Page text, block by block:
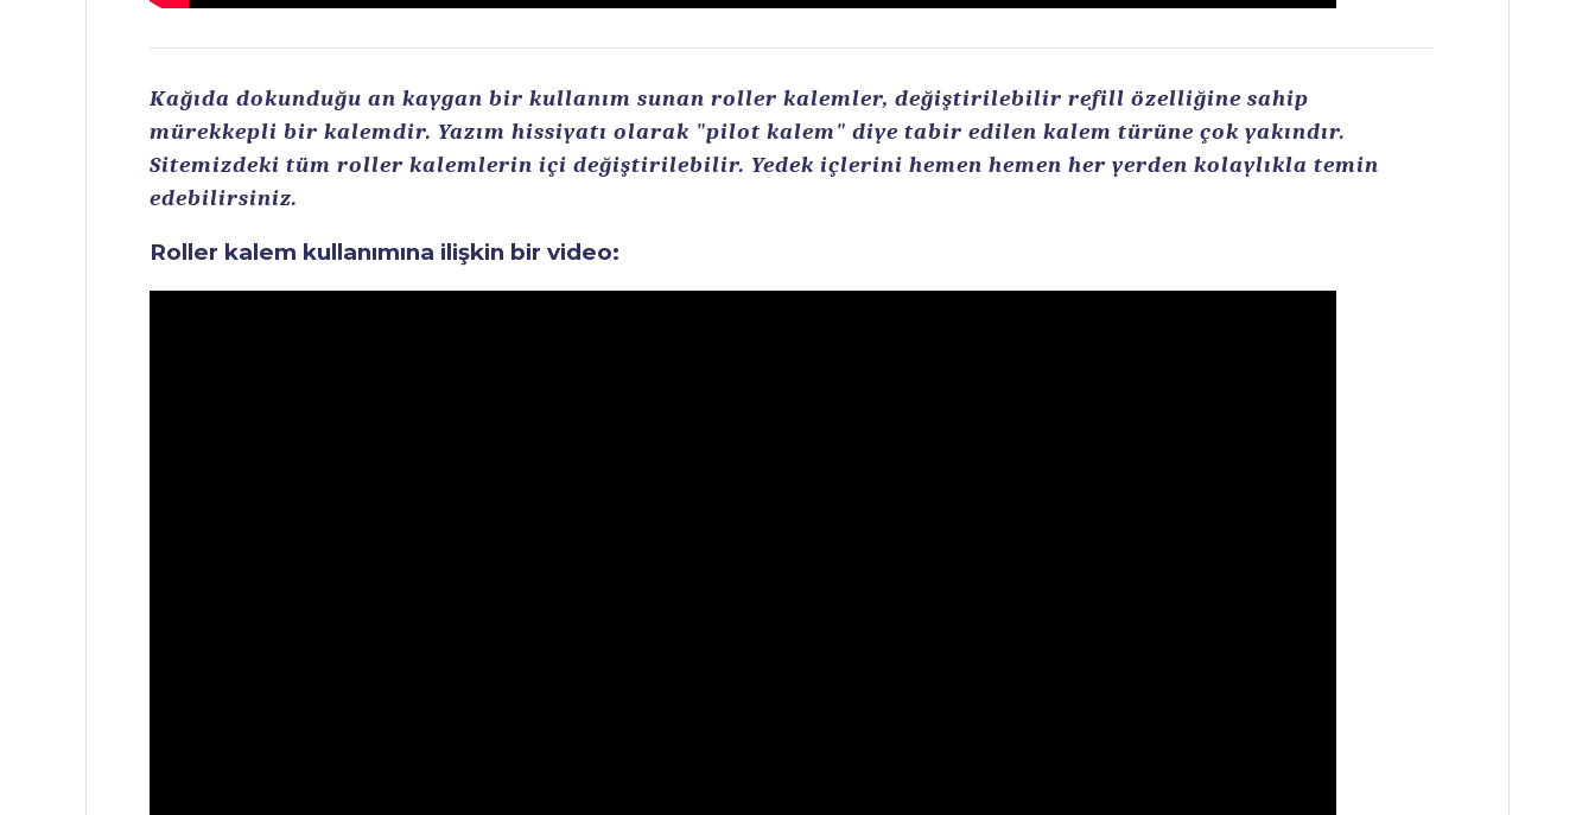
Kağıda dokunduğu an kaygan bir kullanım sunan roller kalemler, değiştirilebilir refill özelliğine sahip
mürekkepli bir kalemdir. Yazım hissiyatı olarak "pilot kalem" diye tabir edilen kalem türüne çok yakındır.
Sitemizdeki tüm roller kalemlerin içi değiştirilebilir. Yedek içlerini hemen hemen her yerden kolaylıkla temin
edebilirsiniz.
Roller kalem kullanımına ilişkin bir video: